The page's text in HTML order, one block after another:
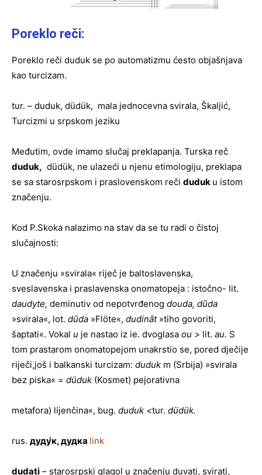
Poreklo reči:
Poreklo reči duduk se po automatizmu ćesto objašnjava
kao turcizam.
tur. – duduk, düdük, mala jednocevna svirala, Škaljić,
Turcizmi u srpskom jeziku
Međutim, ovde imamo slučaj preklapanja. Turska reč
duduk, düdük, ne ulazeći u njenu etimologiju, preklapa
se sa starosrpskom i praslovenskom reči duduk u istom
značenju.
Kod P.Skoka nalazimo na stav da se tu radi o čistoj
slučajnosti:
U značenju »svirala« riječ je baltoslavenska,
sveslavenska i praslavenska onomatopeja : istočno- lit.
daudyte, deminutiv od nepotvrđenog douda, dūda
»svirala«, lot. dūda »Flöte«, dudināt »tiho govoriti,
šaptati«. Vokal u je nastao iz ie. dvoglasa ou > lit. au. S
tom prastarom onomatopejom unakrstio se, pored dječije
riječi,još i balkanski turcizam: duduk m (Srbija) »svirala
bez piska« = düduk (Kosmet) pejorativna
metafora) lijenčina«, bug. duduk <tur. düdük.
rus. дуду́к, дудка link
dudati – starosrpski glagol u značenju duvati, svirati,